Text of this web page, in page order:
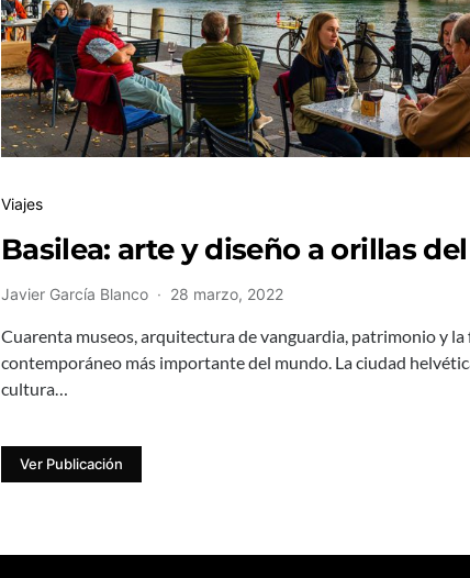
Viajes
Basilea: arte y diseño a orillas
Javier García Blanco 28 marzo, 2022
Cuarenta museos, arquitectura de vanguardia, patrimonio y la
contemporáneo más importante del mundo. La ciudad
cultura…
Ver Publicación